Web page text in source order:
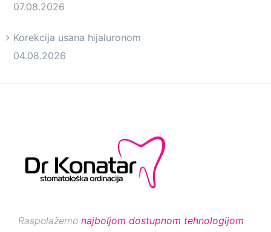
07.08.2026
Korekcija usana hijaluronom
04.08.2026
Raspolažemo najboljom dostupnom tehnologijom